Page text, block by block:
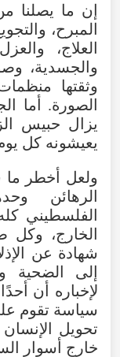
إن ما يصلنا
المبرح،
العلاج، والعزل
والجسدية،
وثقتها
الصورة. أما
يزال حبيس
يعيشونه كل
ولعل أخطر ما
الرهائن
الفلسطيني
الخارج، وكل
شهادة عن
إلى
الضحية
لإخباره أن أحدًا
سياسة تقوم
تحويل الإنسان
خارج أسوار